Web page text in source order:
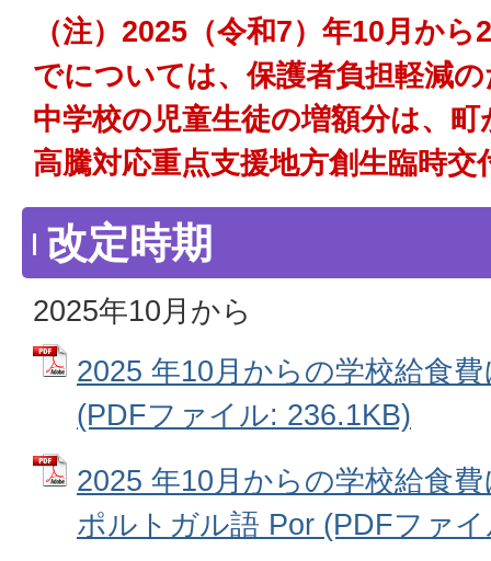
（注）2025（令和7）年10月か
でについては、保護者負担軽減
中学校の児童生徒の増額分は、
高騰対応重点支援地方創生臨時交
改定時期
2025年10月から
2025 年10月からの学校給食
(PDFファイル: 236.1KB)
2025 年10月からの学校給食
ポルトガル語 Por (PDFファ